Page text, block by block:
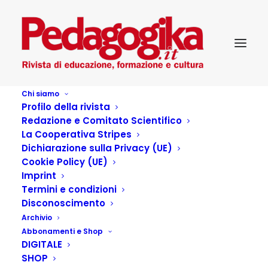
Chi siamo
Profilo della rivista
Redazione e Comitato Scientifico
La Cooperativa Stripes
Dichiarazione sulla Privacy (UE)
Cookie Policy (UE)
Imprint
Termini e condizioni
Disconoscimento
Archivio
Abbonamenti e Shop
DIGITALE
SHOP
Quando si gioca in casa
di altri
13 LUGLIO 2016 | INPEDAGOGIKA_IX_3-LE RELAZIONI
EDUCATIVE